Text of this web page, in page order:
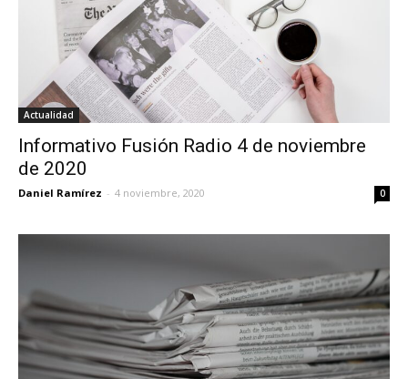
Actualidad
Informativo Fusión Radio 4 de noviembre
de 2020
Daniel Ramírez - 4 noviembre, 2020 0